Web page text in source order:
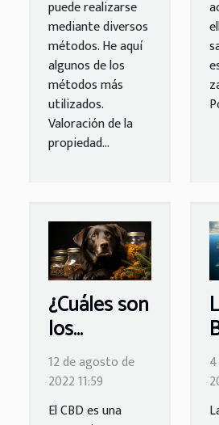
puede realizarse
mediante diversos
métodos. He aquí
algunos de los
métodos más
utilizados.
Valoración de la
propiedad...
¿Cuáles son
los
beneficios
de la
terapia con
12 de agosto de
2022 11:59
El CBD es una